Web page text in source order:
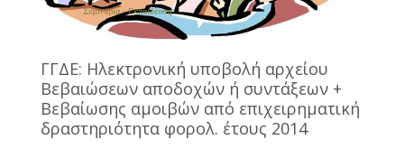
ΓΓΔΕ: Ηλεκτρονική υποβολή αρχείου
Βεβαιώσεων αποδοχών ή συντάξεων +
Βεβαίωσης αμοιβών από επιχειρηματική
δραστηριότητα φορολ. έτους 2014